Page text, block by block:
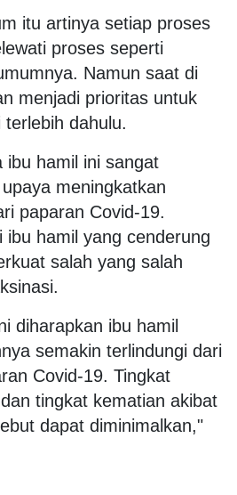
itu artinya setiap proses
proses seperti
Namun saat di
menjadi prioritas untuk
dahulu.
ibu hamil ini sangat
meningkatkan
paparan Covid-19.
ibu hamil yang cenderung
salah yang salah
diharapkan ibu hamil
semakin terlindungi dari
Covid-19. Tingkat
tingkat kematian akibat
dapat diminimalkan,"